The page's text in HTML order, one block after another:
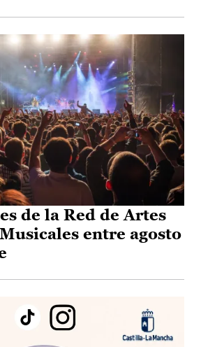
de la Red de Artes
entre agosto